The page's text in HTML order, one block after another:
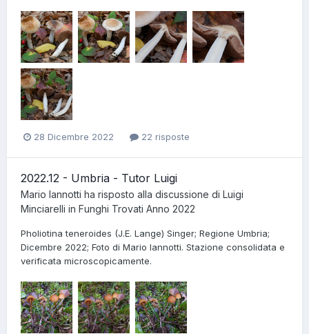
28 Dicembre 2022 22 risposte
2022.12 - Umbria - Tutor Luigi
Mario Iannotti ha risposto alla discussione di Luigi
Minciarelli in Funghi Trovati Anno 2022
Pholiotina teneroides (J.E. Lange) Singer; Regione Umbria;
Dicembre 2022; Foto di Mario Iannotti. Stazione consolidata e
verificata microscopicamente.